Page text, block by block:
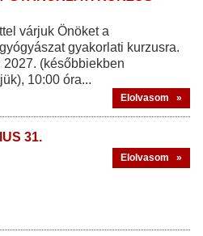
várjuk Önöket a
gyakorlati kurzusra.
2027. (későbbiekben
10:00 óra...
Elolvasom »
31.
Elolvasom »